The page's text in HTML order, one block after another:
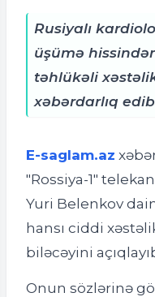
Rusiyalı
üşümə
təhlükəli
xəbərdarlıq
E-saglam.az
"Rossiya-1"
Yuri Belenkov
hansı ciddi
biləcəyini
Onun sözlərinə